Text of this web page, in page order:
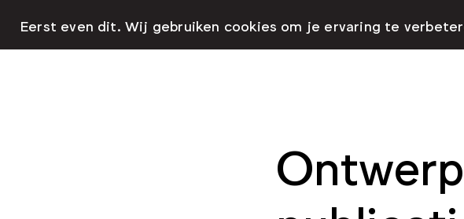
Eerst even dit. Wij gebruiken cookies om je ervaring te